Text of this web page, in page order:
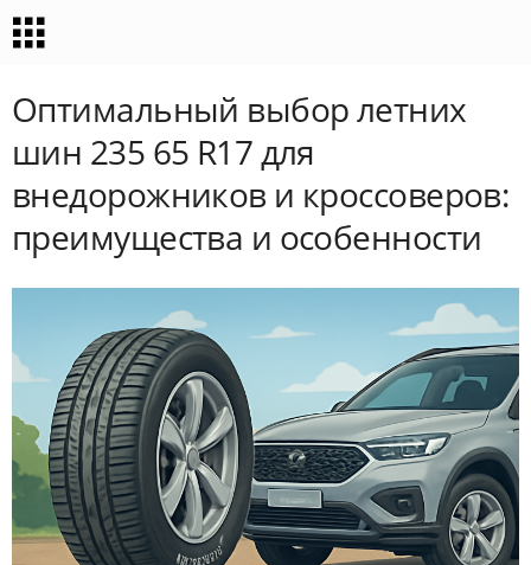
Оптимальный выбор летних
шин 235 65 R17 для
внедорожников и кроссоверов:
преимущества и особенности